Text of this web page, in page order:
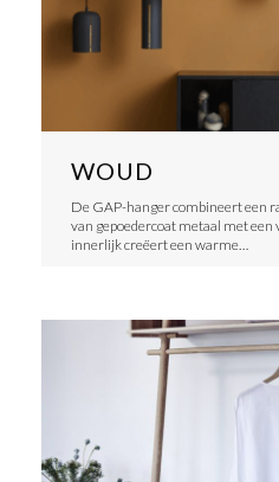
WOUD
De GAP-hanger combineert een
van gepoedercoat metaal met
innerlijk creëert een warme…